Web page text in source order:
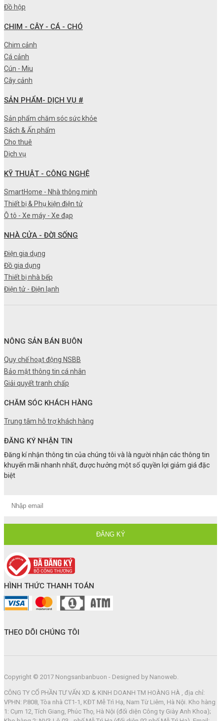
Đồ hộp
CHIM - CÂY - CÁ - CHÓ
Chim cảnh
Cá cảnh
Cún - Miu
Cây cảnh
SẢN PHẨM- DỊCH VỤ #
Sản phẩm chăm sóc sức khỏe
Sách & Ấn phẩm
Cho thuê
Dịch vụ
KỸ THUẬT - CÔNG NGHỆ
SmartHome - Nhà thông minh
Thiết bị & Phụ kiện điện tử
Ô tô - Xe máy - Xe đạp
NHÀ CỬA - ĐỜI SỐNG
Điện gia dụng
Đồ gia dụng
Thiết bị nhà bếp
Điện tử - Điện lạnh
NÔNG SẢN BÁN BUÔN
Quy chế hoạt động NSBB
Bảo mật thông tin cá nhân
Giải quyết tranh chấp
CHĂM SÓC KHÁCH HÀNG
Trung tâm hỗ trợ khách hàng
ĐĂNG KÝ NHẬN TIN
Đăng kí nhận thông tin của chúng tôi và là người nhận các thông tin
khuyến mãi nhanh nhất, được hưởng một số quyền lợi giảm giá đặc
biệt
HÌNH THỨC THANH TOÁN
THEO DÕI CHÚNG TÔI
Copyright © 2017 Nongsanbanbuon - Designed by Nanoweb.
CÔNG TY CỔ PHẦN TƯ VẤN XD & KINH DOANH TM HOÀNG HÀ , địa chỉ:
VPHN: P.808, Tòa nhà CT1-1, KĐT Mễ Trì Hạ, Nam Từ Liêm, Hà Nội. Kho hàng
1: Cụm 12, Tích Giang, Phúc Thọ, Hà Nội (đối diện Công ty Giày Anh Khoa);